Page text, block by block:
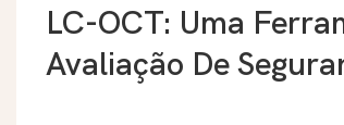
LC-OCT: Uma
Avaliação De